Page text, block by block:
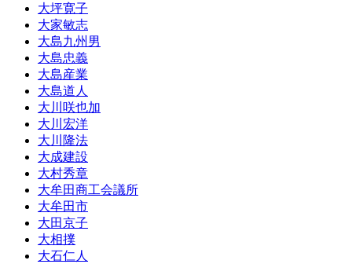
大坪寛子
大家敏志
大島九州男
大島忠義
大島産業
大島道人
大川咲也加
大川宏洋
大川隆法
大成建設
大村秀章
大牟田商工会議所
大牟田市
大田京子
大相撲
大石仁人